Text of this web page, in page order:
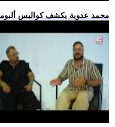
.. محمد عدوية يكشف كواليس